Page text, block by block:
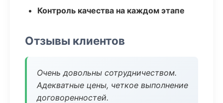
Контроль качества на каждом этапе
Отзывы клиентов
Очень довольны сотрудничеством.
Адекватные цены, четкое выполнение
договоренностей.